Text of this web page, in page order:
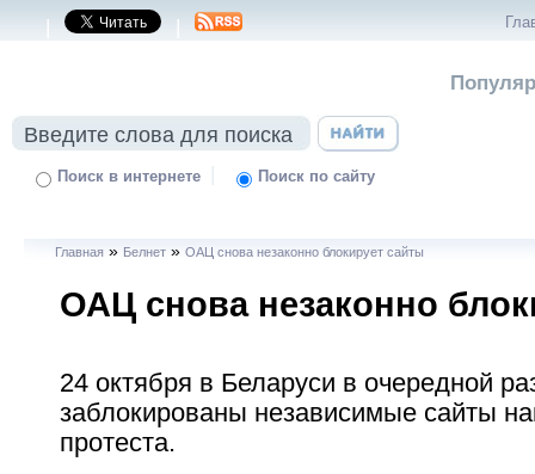
| |
Поиск в интернете | Поиск по сайту
Главная » Белнет »ОАЦ снова незаконно блокирует сайты
ОАЦ снова незаконно
24 октября в Беларуси в очередной
заблокированы независимые сайты
протеста.